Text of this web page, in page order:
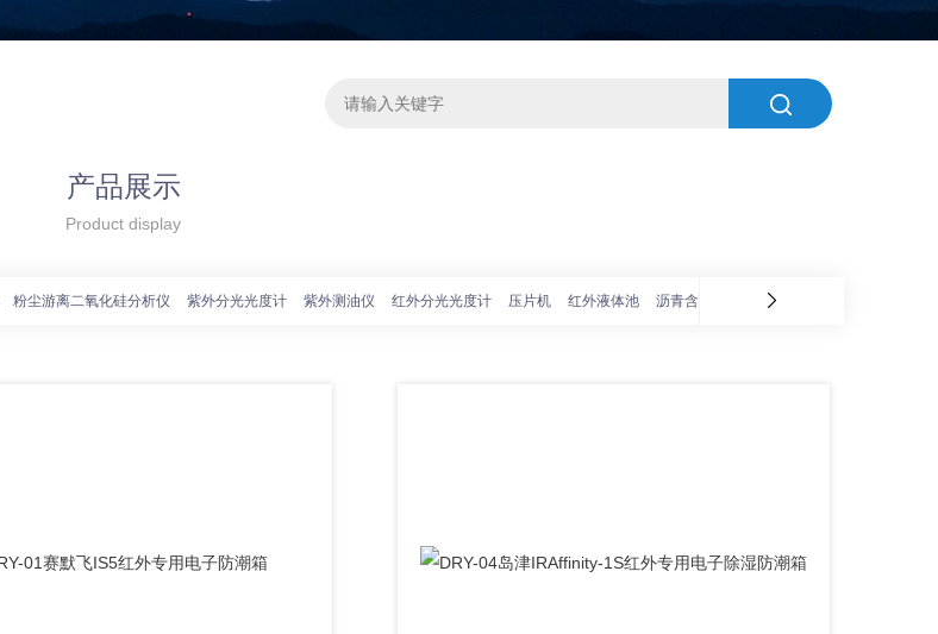
产品展示
Product display
粉尘游离二氧化硅分析仪 紫外分光光度计 紫外测油仪 红外分光光度计 压片机 红外液体池 沥青含量测定仪 荧光分光光度计